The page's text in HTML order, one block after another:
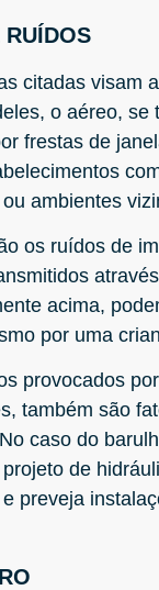
RUÍDOS
citadas visam
o aéreo,
frestas de
ambientes
os ruídos de
acima,
por uma
provocados
também são
caso do
de
preveja